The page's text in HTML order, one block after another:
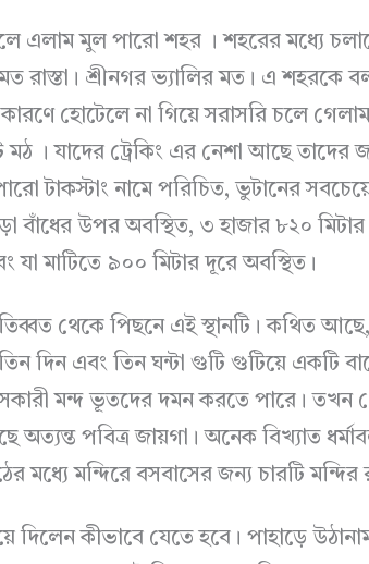
এলাম মুল পারো শহর । শহরের মধ্যে
রাস্তা। শ্রীনগর ভ্যালির মত। এ শহরকে
হোটেলে না গিয়ে সরাসরি চলে
মঠ । যাদের ট্রেকিং এর নেশা আছে তাদের
টাকস্টাং নামে পরিচিত, ভুটানের
বাঁধের উপর অবস্থিত, ৩ হাজার ৮২০
যা মাটিতে ৯০০ মিটার দূরে অবস্থিত।
তিব্বত থেকে পিছনে এই স্থানটি। কথিত
দিন এবং তিন ঘন্টা গুটি গুটিয়ে একটি
মন্দ ভূতদের দমন করতে পারে। তখন
অত্যন্ত পবিত্র জায়গা। অনেক বিখ্যাত
মধ্যে মন্দিরে বসবাসের জন্য চারটি মন্দির
দিলেন কীভাবে যেতে হবে। পাহাড়ে